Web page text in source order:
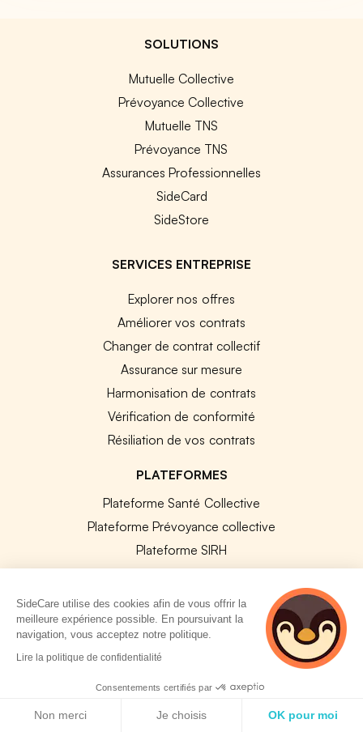
SOLUTIONS
Mutuelle Collective
Prévoyance Collective
Mutuelle TNS
Prévoyance TNS
Assurances Professionnelles
SideCard
SideStore
SERVICES ENTREPRISE
Explorer nos offres
Améliorer vos contrats
Changer de contrat collectif
Assurance sur mesure
Harmonisation de contrats
Vérification de conformité
Résiliation de vos contrats
PLATEFORMES
Plateforme Santé Collective
Plateforme Prévoyance collective
Plateforme SIRH
Nos modules SIRH
Plateforme QVT
Tous nos outils
RESSOURCES RH
Modèles de documents
SideCare utilise des cookies afin de vous offrir la
meilleure expérience possible. En poursuivant la
navigation, vous acceptez notre politique.
Lire la politique de confidentialité
Consentements certifiés par
Non merci Je choisis OK pour moi
5 personnes
consultent
actuellement cette